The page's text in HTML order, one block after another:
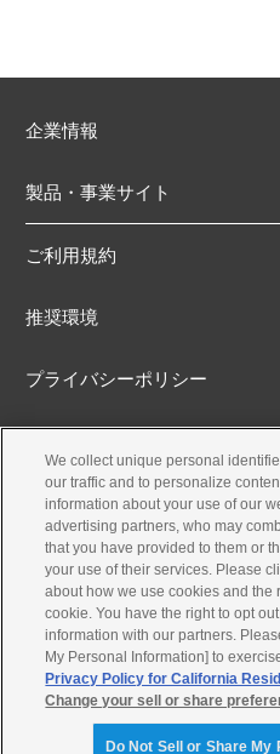
企業情報
製品・事業サイト
ご利用規約
推奨環境
プライバシーポリシー
アクセシビリティ方針
古物営業法に基づく表示
お問合せ
We collect unique personal
our traffic and to personalize
information about your use of our
advertising partners, who may
that you have provided to them or
your use of their services. Please
about how we use cookies and the
cookie. You have the right to opt
information with our partners.
My Personal Information] to
Privacy Policy for California
Change your sell or share
Do Not Sell or Share